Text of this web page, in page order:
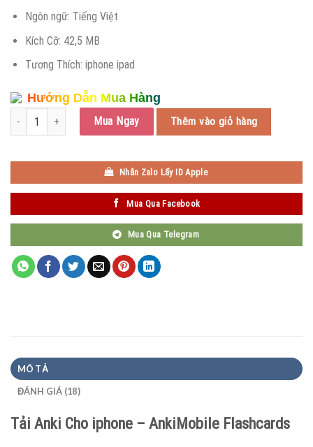
Ngôn ngữ: Tiếng Việt
Kích Cỡ: 42,5 MB
Tương Thích: iphone ipad
Hướng Dẫn Mua Hàng
AnkiMobile Flashcards số lượng
Mua Ngay Thêm vào giỏ hàng
Nhắn Zalo Lấy ID Apple
Mua Qua Facebook
Mua Qua Telegram
MÔ TẢ
ĐÁNH GIÁ (18)
Tải Anki Cho iphone – AnkiMobile Flashcards